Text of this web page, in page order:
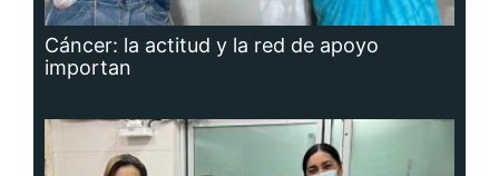
Cáncer: la actitud y la red de apoyo
importan